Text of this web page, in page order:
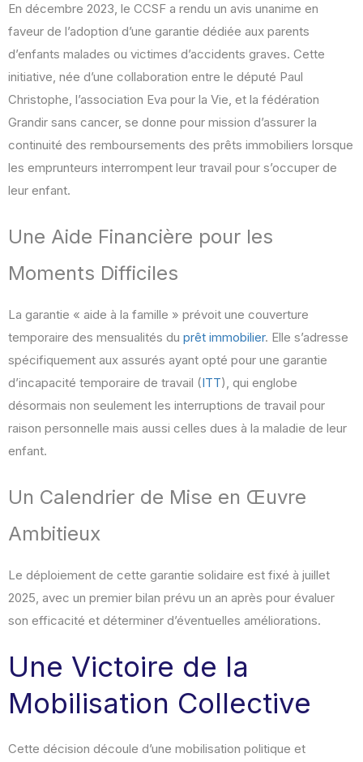
En décembre 2023, le CCSF a rendu un avis unanime en
faveur de l’adoption d’une garantie dédiée aux parents
d’enfants malades ou victimes d’accidents graves. Cette
initiative, née d’une collaboration entre le député Paul
Christophe, l’association Eva pour la Vie, et la fédération
Grandir sans cancer, se donne pour mission d’assurer la
continuité des remboursements des prêts immobiliers lorsque
les emprunteurs interrompent leur travail pour s’occuper de
leur enfant.
Une Aide Financière pour les
Moments Difficiles
La garantie « aide à la famille » prévoit une couverture
temporaire des mensualités du prêt immobilier. Elle s’adresse
spécifiquement aux assurés ayant opté pour une garantie
d’incapacité temporaire de travail (ITT), qui englobe
désormais non seulement les interruptions de travail pour
raison personnelle mais aussi celles dues à la maladie de leur
enfant.
Un Calendrier de Mise en Œuvre
Ambitieux
Le déploiement de cette garantie solidaire est fixé à juillet
2025, avec un premier bilan prévu un an après pour évaluer
son efficacité et déterminer d’éventuelles améliorations.
Une Victoire de la
Mobilisation Collective
Cette décision découle d’une mobilisation politique et